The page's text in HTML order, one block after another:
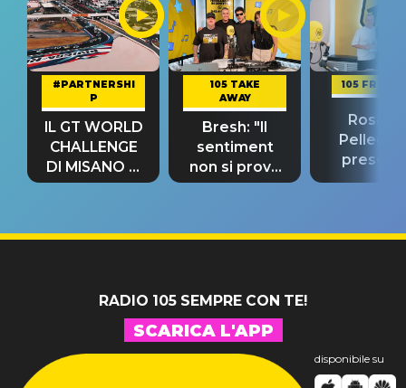
#PARTNERSHI
P
IL GT WORLD
CHALLENGE
DI MISANO si
riconferma
105 TAKE
AWAY
Bresh: "Il
sentiment
non si prova
fino alla notte
105
Rosario
“Così
RADIO 105 SEMPRE CON TE!
SCARICA L'APP
disponibile su